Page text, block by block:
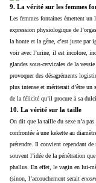
9. La vérité sur les femmes
Les femmes fontaines émettent un
expression physiologique de
la honte et la gêne, c’est juste par
voir avec l’urine, il est incolore,
glandes sous-cervicales de la
provoquer des désagréments
plus intense et mériterait d’être
de la félicité qu’il procure à sa
10. La vérité sur la taille
On dit que la taille du sexe n’a
confrontée à une kekette au
prétendre. Il convient cependant
souvent l’idée de la pénétration
phallus. En effet, le vagin en lui-
(sinon, l’accouchement serait